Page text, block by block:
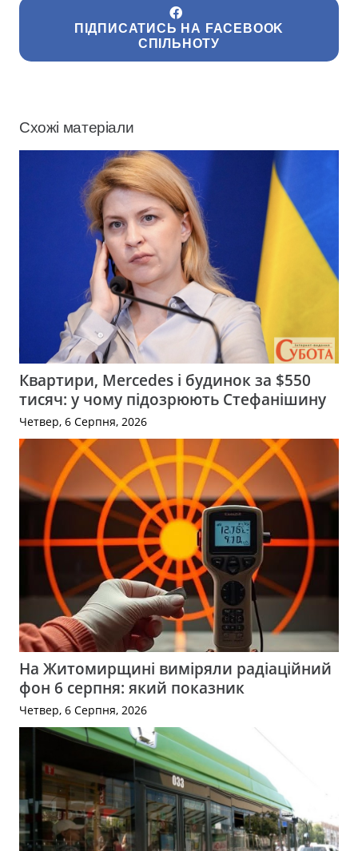
ПІДПИСАТИСЬ НА FACEBOOK
СПІЛЬНОТУ
Схожі матеріали
Квартири, Mercedes і будинок за $550
тисяч: у чому підозрюють Стефанішину
Четвер, 6 Серпня, 2026
На Житомирщині виміряли радіаційний
фон 6 серпня: який показник
Четвер, 6 Серпня, 2026